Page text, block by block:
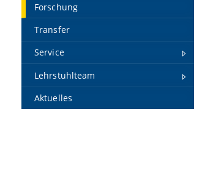
Forschung
Transfer
Service
Lehrstuhlteam
Aktuelles